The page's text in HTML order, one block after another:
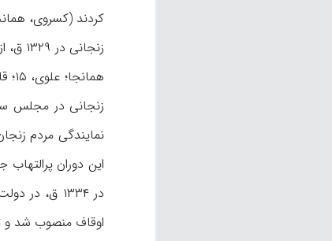
کردند (کسروی،
همانجا؛ علوی، ۱۵؛ قاسمی‌پویا، ۳۱۳). با انحلال مجلس دوم (۳ محرم ۱۳۳۰ ق/ ۲۴ دسامبر ۱۹۱۱ م)، زنجانی خانه‌نشین شد و به ترجمه و تألیف روی آورد.
نمایندگی مردم
این دوران